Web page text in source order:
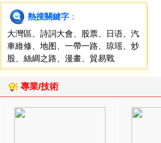
熱搜關鍵字 ：
大灣區
詩詞大會 股票 日语
汽
車維修
地图 一帶一路 琼瑶
炒
股
絲綢之路 漫畫 貿易戰
專業/技術